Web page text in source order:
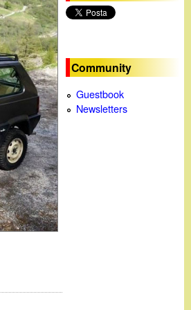
c
a
Community
Guestbook
Newsletters